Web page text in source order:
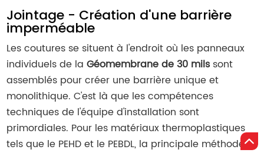
Jointage - Création d'une barrière
imperméable
Les coutures se situent à l'endroit où les panneaux
individuels de laGéomembrane de 30 milssont
assemblés pour créer une barrière unique et
monolithique. C'est là que les compétences
techniques de l'équipe d'installation sont
primordiales. Pour les matériaux thermoplastiques
tels que le PEHD et le PEBDL, la principale méthode